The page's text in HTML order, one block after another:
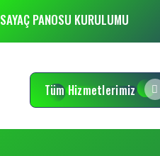
SAYAÇ PANOSU KURULUMU
Tüm Hizmetlerimiz